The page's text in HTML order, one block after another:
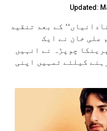
Updated:
کے بعد تنقید
علی خان نے ایک
چوپڑہ نے انہیں
کیلئے تمہیں اپنی